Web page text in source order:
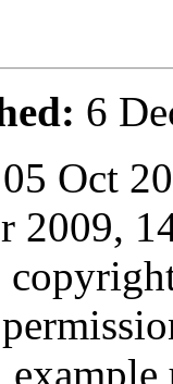
6
05 Oct
2009,